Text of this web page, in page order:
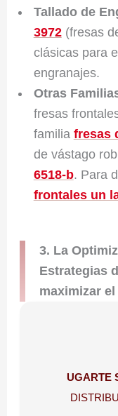
Tallado de
3972(fresas
clásicas para
engranajes.
Otras
fresas
familia fresas
de vástago
6518-b. Para
frontales un
3. La
Estrategias
maximizar
UGARTE